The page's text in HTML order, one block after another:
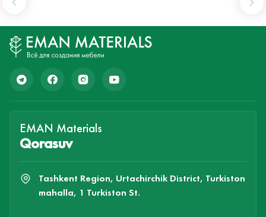
EMAN Materials
Qorasuv
Tashkent Region, Urtachirchik District, Turkiston
mahalla, 1 Turkiston St.